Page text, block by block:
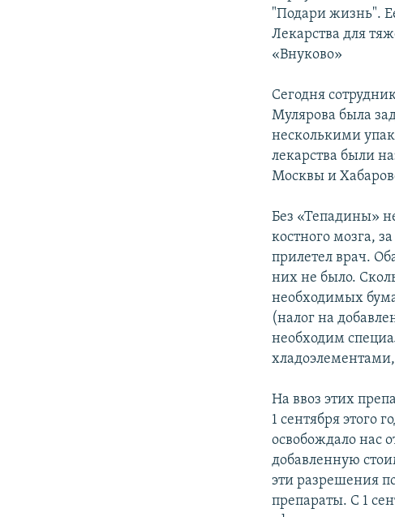
"Подари жизнь".
Лекарства для
«Внуково»
Сегодня
Мулярова была
несколькими
лекарства были
Москвы и
Без «Тепадины»
костного мозга,
прилетел врач.
них не было.
необходимых
(налог на
необходим
На ввоз этих
1 сентября этого
освобождало нас
добавленную
эти разрешения
препараты. С 1